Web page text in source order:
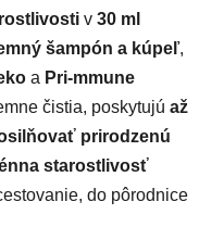
v 30 ml
šampón a kúpeľ,
a Pri-mmune
čistia, poskytujú až
prirodzenú
starostlivosť
do pôrodnice